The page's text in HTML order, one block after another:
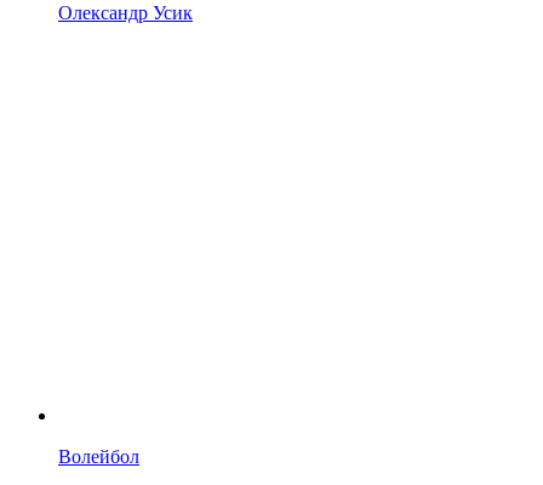
Олександр Усик
Волейбол